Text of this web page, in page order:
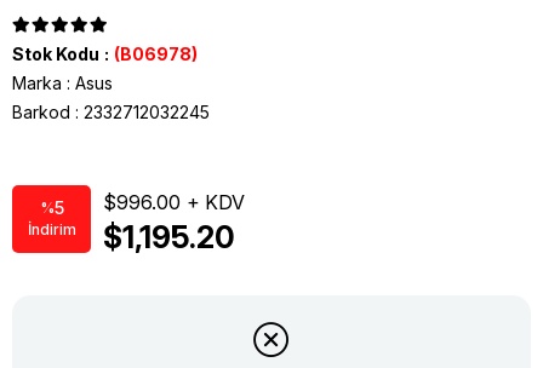
Stok Kodu
(B06978)
Marka : Asus
Barkod : 2332712032245
%5
İndirim
$996.00
$1,195.20